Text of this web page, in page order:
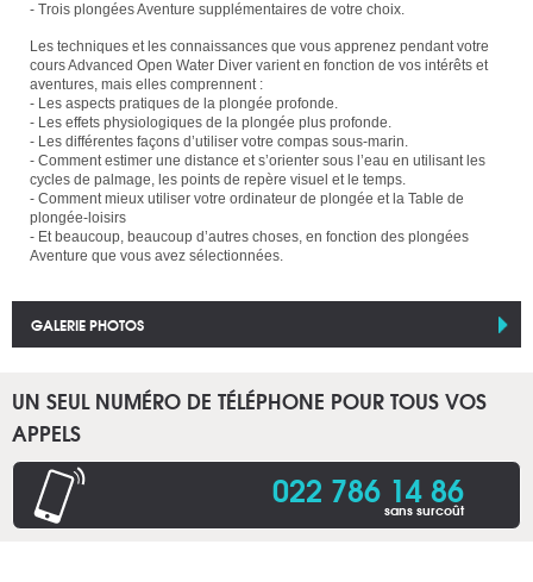
- Trois plongées Aventure supplémentaires de votre choix.
Les techniques et les connaissances que vous apprenez pendant votre
cours Advanced Open Water Diver varient en fonction de vos intérêts et
aventures, mais elles comprennent :
- Les aspects pratiques de la plongée profonde.
- Les effets physiologiques de la plongée plus profonde.
- Les différentes façons d’utiliser votre compas sous-marin.
- Comment estimer une distance et s’orienter sous l’eau en utilisant les
cycles de palmage, les points de repère visuel et le temps.
- Comment mieux utiliser votre ordinateur de plongée et la Table de
plongée-loisirs
- Et beaucoup, beaucoup d’autres choses, en fonction des plongées
Aventure que vous avez sélectionnées.
GALERIE PHOTOS
UN SEUL NUMÉRO DE TÉLÉPHONE POUR TOUS VOS
APPELS
022 786 14 86
sans surcoût